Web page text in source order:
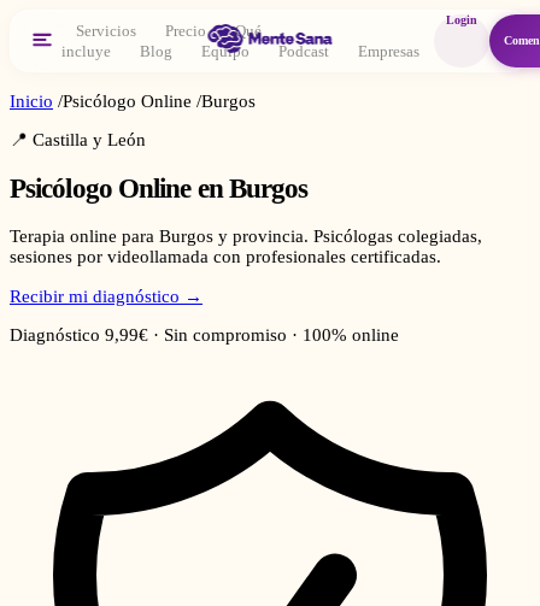
Servicios Precio
Qué
incluye
Blog Equipo Podcast Empresas
Login
Inicio /Psicólogo Online /Burgos
📍 Castilla y León
Psicólogo Online en Burgos
Terapia online para Burgos y provincia. Psicólogas colegiadas,
sesiones por videollamada con profesionales certificadas.
Recibir mi diagnóstico →
Diagnóstico 9,99€ · Sin compromiso · 100% online